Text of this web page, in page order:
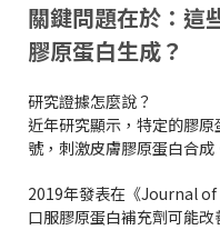
關鍵問題在於：這
膠原蛋白生成？
研究證據怎麼說？
近年研究顯示，特定的膠
號，刺激皮膚膠原蛋白合成
2019年發表在《Journal of
口服膠原蛋白補充劑可能改